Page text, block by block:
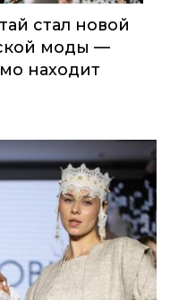
стал новой
моды —
находит